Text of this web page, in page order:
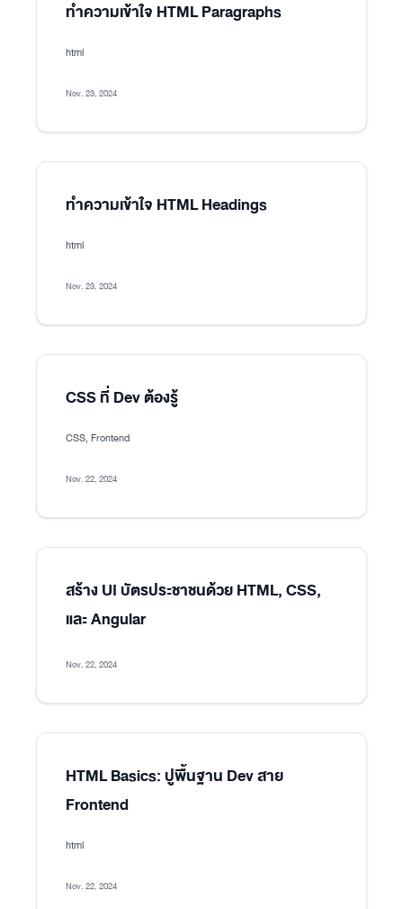
ทำความเข้าใจ HTML Paragraphs
html
Nov. 23, 2024
ทำความเข้าใจ HTML Headings
html
Nov. 23, 2024
CSS ที่ Dev ต้องรู้
CSS, Frontend
Nov. 22, 2024
สร้าง UI บัตรประชาชนด้วย HTML, CSS,
และ Angular
Nov. 22, 2024
HTML Basics: ปูพื้นฐาน Dev สาย
Frontend
html
Nov. 22, 2024